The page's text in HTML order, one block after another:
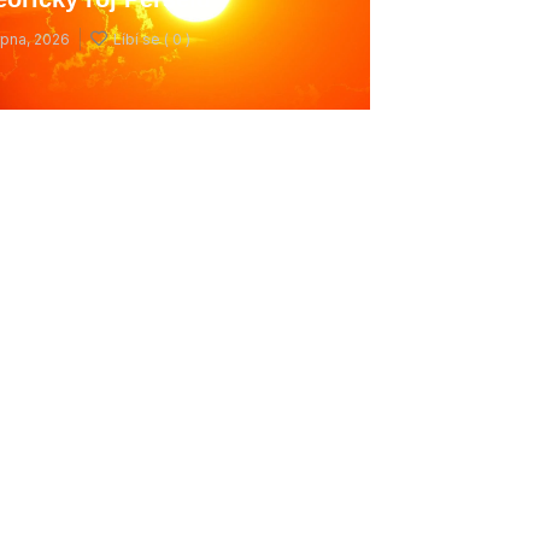
2026 Líbí se (0 )